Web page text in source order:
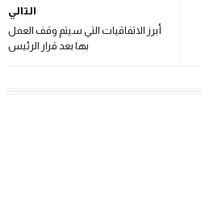
التالي
أبرز الاتفاقيات التي سيتم وقف العمل
بها بعد قرار الرئيس